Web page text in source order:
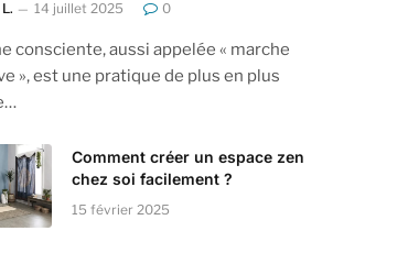
14 juillet 2025 0
consciente, aussi appelée « marche
», est une pratique de plus en plus
Comment créer un espace zen
chez soi facilement ?
15 février 2025